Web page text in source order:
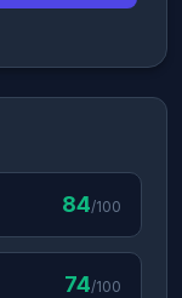
84/100
74/100